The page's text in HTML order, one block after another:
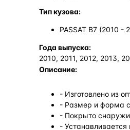
Тип кузова:
PASSAT B7 (2010 -
Года выпуска:
2010, 2011, 2012, 2013,
Описание:
- Изготовлено из
- Размер и форма
- Покрыто
-